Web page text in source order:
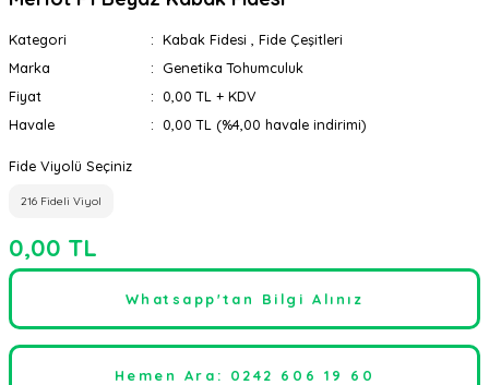
Kategori Kabak Fidesi
Fide Çeşitleri
Marka
Genetika Tohumculuk
Fiyat
0,00 TL + KDV
Havale
0,00 TL (%4,00 havale indirimi)
Fide Viyolü Seçiniz
216 Fideli Viyol
0,00 TL
Whatsapp'tan Bilgi Alınız
Hemen Ara: 0242 606 19 60